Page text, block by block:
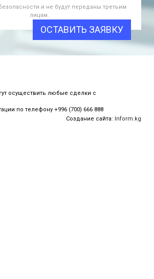
и не будут переданы третьим
лицам.
ОСТАВИТЬ ЗАЯВКУ
осуществить любые сделки с
по телефону +996 (700) 666 888
Создание сайта: Inform.kg